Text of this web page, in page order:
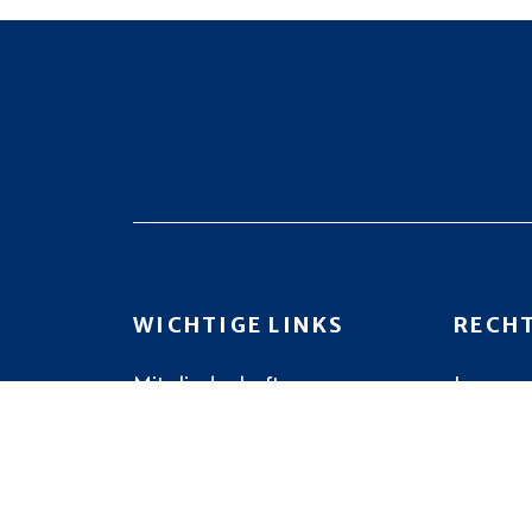
WICHTIGE LINKS
Mitgliedschaft